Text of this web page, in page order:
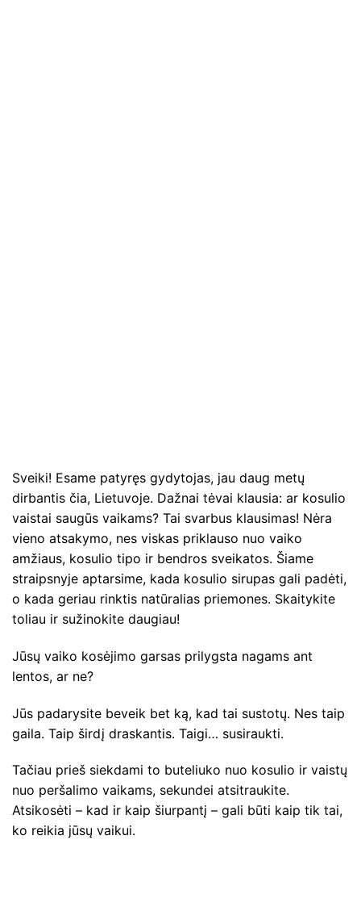
Sveiki! Esame patyręs gydytojas, jau daug metų
dirbantis čia, Lietuvoje. Dažnai tėvai klausia: ar kosulio
vaistai saugūs vaikams? Tai svarbus klausimas! Nėra
vieno atsakymo, nes viskas priklauso nuo vaiko
amžiaus, kosulio tipo ir bendros sveikatos. Šiame
straipsnyje aptarsime, kada kosulio sirupas gali padėti,
o kada geriau rinktis natūralias priemones. Skaitykite
toliau ir sužinokite daugiau!
Jūsų vaiko kosėjimo garsas prilygsta nagams ant
lentos, ar ne?
Jūs padarysite beveik bet ką, kad tai sustotų. Nes taip
gaila. Taip širdį draskantis. Taigi… susiraukti.
Tačiau prieš siekdami to buteliuko nuo kosulio ir vaistų
nuo peršalimo vaikams, sekundei atsitraukite.
Atsikosėti – kad ir kaip šiurpantį – gali būti kaip tik tai,
ko reikia jūsų vaikui.